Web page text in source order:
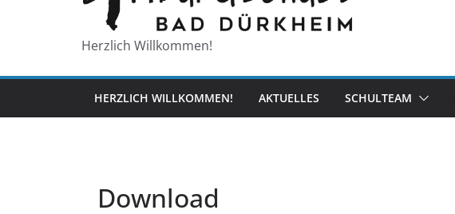
Herzlich Willkommen!
HERZLICH WILLKOMMEN! AKTUELLES SCHULTEAM
Download